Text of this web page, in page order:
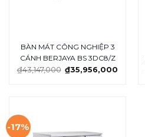
BÀN MÁT CÔNG NGHIỆP 3
CÁNH BERJAYA BS 3DC8/Z
₫43,147,000 ₫35,956,000
-17%